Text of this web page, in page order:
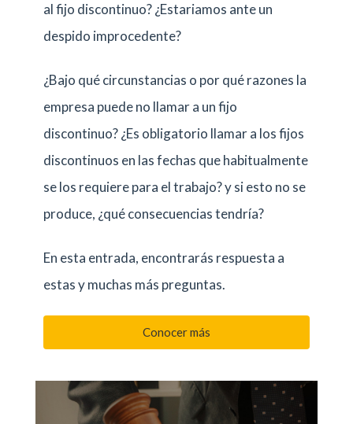
al fijo discontinuo? ¿Estariamos ante un
despido improcedente?
¿Bajo qué circunstancias o por qué razones la
empresa puede no llamar a un fijo
discontinuo? ¿Es obligatorio llamar a los fijos
discontinuos en las fechas que habitualmente
se los requiere para el trabajo? y si esto no se
produce, ¿qué consecuencias tendría?
En esta entrada, encontrarás respuesta a
estas y muchas más preguntas.
Conocer más